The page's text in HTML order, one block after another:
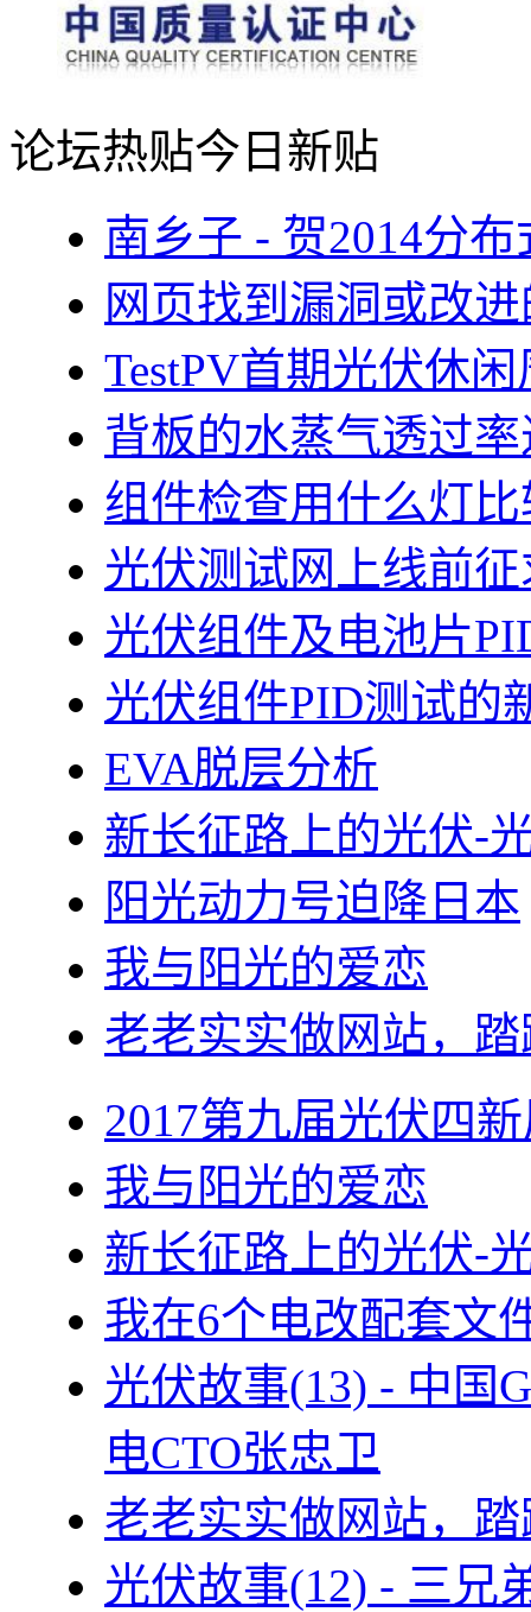
论坛热贴今日新贴
南乡子 - 贺2014分
网页找到漏洞或改
TestPV首期光伏休
背板的水蒸气透过
组件检查用什么灯
光伏测试网上线前
光伏组件及电池片
光伏组件PID测试的
EVA脱层分析
新长征路上的光伏-
阳光动力号迫降日本
我与阳光的爱恋
老老实实做网站，
2017第九届光伏四
我与阳光的爱恋
新长征路上的光伏-
我在6个电改配套文
光伏故事(13) - 中国
电CTO张忠卫
老老实实做网站，
光伏故事(12) - 三兄